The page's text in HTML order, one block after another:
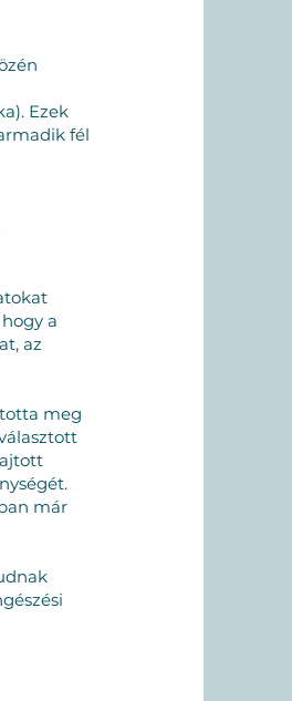
Ezek
fél
a
az
meg
már